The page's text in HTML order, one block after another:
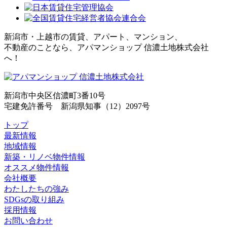
新潟市・上越市の賃貸、アパート、マンション、
不動産のことなら、アパマンショップ 信濃土地株式会社
へ！
新潟市中央区信濃町3番10号
宅建免許番号 新潟県知事（12）2097号
トップ
最新情報
地域情報
新築・リノベ物件情報
オススメ物件情報
会社概要
わたしたちの強み
SDGsの取り組み
採用情報
お問い合わせ